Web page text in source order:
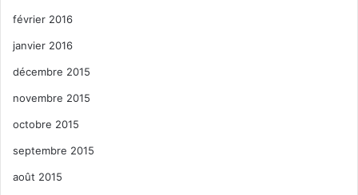
février 2016
janvier 2016
décembre 2015
novembre 2015
octobre 2015
septembre 2015
août 2015